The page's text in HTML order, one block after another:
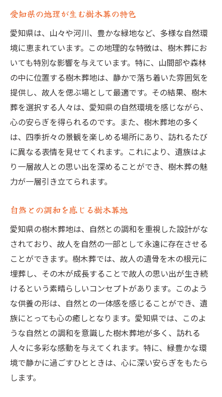
自然保護と共に歩む樹木葬の未来
地域に根ざした樹木葬の保護活動
樹木葬がもたらす自然保護の意識向上
愛知県の四季と共に故人を偲ぶ
四季折々の景色を楽しむ樹木葬
愛知県の季節感を生かした樹木葬
季節の移ろいを感じる樹木葬の魅力
故人を偲ぶ愛知県の四季の変化
季節と共に訪れる樹木葬の楽しみ
愛知県の四季が彩る樹木葬の場
都会の喧騒から離れる樹木葬の魅力
都会を離れた自然の中の樹木葬地
都会の喧騒を忘れる樹木葬の価値
自然の静けさを感じる樹木葬の魅力
愛知県の自然に抱かれる樹木葬
静かな環境が提供する安らぎの樹木葬
豊かな生態系とつながる樹木葬の新たな形
樹木葬が織りなす生態系との連携
自然との共生を進める樹木葬
愛知県の生態系に貢献する樹木葬
生態系と共に育む樹木葬の意義
愛知県の地理が生む樹木葬の特色
愛知県は、山々や河川、豊かな緑地など、多様な自然環
境に恵まれています。この地理的な特徴は、樹木葬にお
いても特別な影響を与えています。特に、山間部や森林
の中に位置する樹木葬地は、静かで落ち着いた雰囲気を
提供し、故人を偲ぶ場として最適です。その結果、樹木
葬を選択する人々は、愛知県の自然環境を感じながら、
心の安らぎを得られるのです。また、樹木葬地の多く
は、四季折々の景観を楽しめる場所にあり、訪れるたび
に異なる表情を見せてくれます。これにより、遺族はよ
り一層故人との思い出を深めることができ、樹木葬の魅
力が一層引き立てられます。
自然との調和を感じる樹木葬地
愛知県の樹木葬地は、自然との調和を重視した設計がな
されており、故人を自然の一部として永遠に存在させる
ことができます。樹木葬では、故人の遺骨を木の根元に
埋葬し、その木が成長することで故人の思い出が生き続
けるという素晴らしいコンセプトがあります。このよう
な供養の形は、自然との一体感を感じることができ、遺
族にとっても心の癒しとなります。愛知県では、このよ
うな自然との調和を意識した樹木葬地が多く、訪れる
人々に多彩な感動を与えてくれます。特に、緑豊かな環
境で静かに過ごすひとときは、心に深い安らぎをもたら
します。